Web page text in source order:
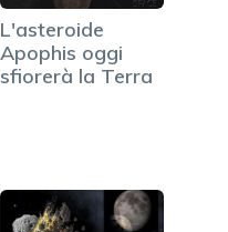
L'asteroide
Apophis oggi
sfiorerà la Terra